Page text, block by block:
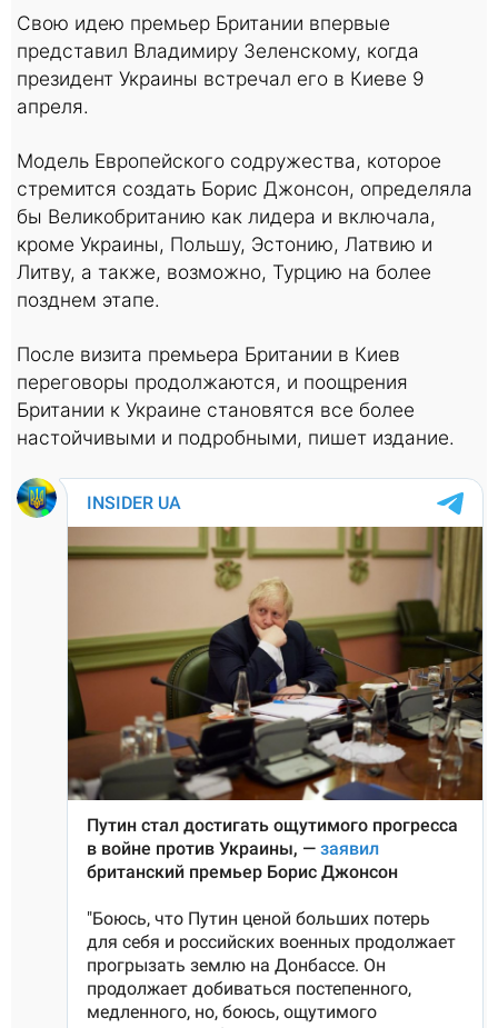
Свою идею премьер Британии впервые
представил Владимиру Зеленскому, когда
президент Украины встречал его в Киеве 9
апреля.
Модель Европейского содружества, которое
стремится создать Борис Джонсон, определяла
бы Великобританию как лидера и включала,
кроме Украины, Польшу, Эстонию, Латвию и
Литву, а также, возможно, Турцию на более
позднем этапе.
После визита премьера Британии в Киев
переговоры продолжаются, и поощрения
Британии к Украине становятся все более
настойчивыми и подробными, пишет издание.